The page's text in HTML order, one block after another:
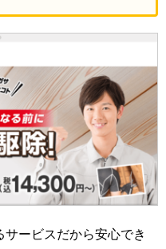
ービスだから安心でき